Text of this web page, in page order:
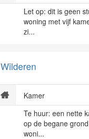
Let op: dit is geen
woning met vijf
zi...
Wilderen
Kamer
Te huur: een nette
op de begane
woni...